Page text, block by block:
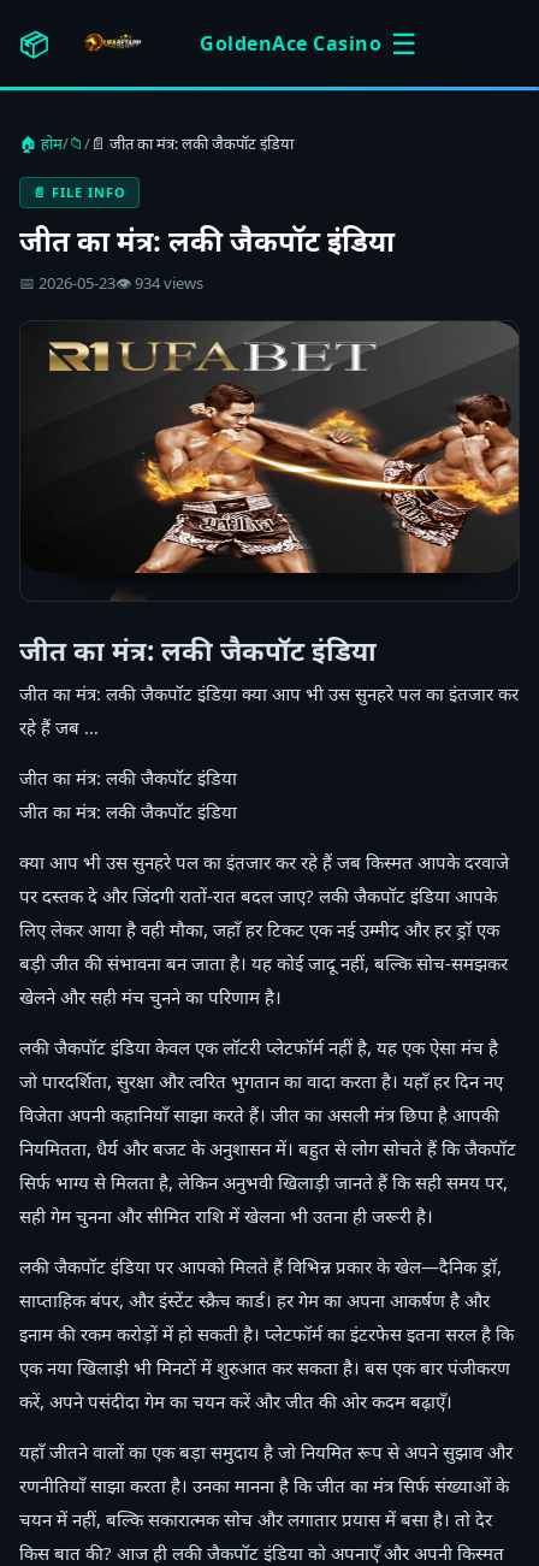
📦 GoldenAce Casino ☰
🏠 होम/📁/📄 जीत का मंत्र: लकी जैकपॉट इंडिया
📄 FILE INFO
जीत का मंत्र: लकी जैकपॉट इंडिया
📅 2026-05-23👁 934 views
जीत का मंत्र: लकी जैकपॉट इंडिया
जीत का मंत्र: लकी जैकपॉट इंडिया क्या आप भी उस सुनहरे पल का इंतजार कर
रहे हैं जब …
जीत का मंत्र: लकी जैकपॉट इंडिया
जीत का मंत्र: लकी जैकपॉट इंडिया
क्या आप भी उस सुनहरे पल का इंतजार कर रहे हैं जब किस्मत आपके दरवाजे
पर दस्तक दे और जिंदगी रातों-रात बदल जाए? लकी जैकपॉट इंडिया आपके
लिए लेकर आया है वही मौका, जहाँ हर टिकट एक नई उम्मीद और हर ड्रॉ एक
बड़ी जीत की संभावना बन जाता है। यह कोई जादू नहीं, बल्कि सोच-समझकर
खेलने और सही मंच चुनने का परिणाम है।
लकी जैकपॉट इंडिया केवल एक लॉटरी प्लेटफॉर्म नहीं है, यह एक ऐसा मंच है
जो पारदर्शिता, सुरक्षा और त्वरित भुगतान का वादा करता है। यहाँ हर दिन नए
विजेता अपनी कहानियाँ साझा करते हैं। जीत का असली मंत्र छिपा है आपकी
नियमितता, धैर्य और बजट के अनुशासन में। बहुत से लोग सोचते हैं कि जैकपॉट
सिर्फ भाग्य से मिलता है, लेकिन अनुभवी खिलाड़ी जानते हैं कि सही समय पर,
सही गेम चुनना और सीमित राशि में खेलना भी उतना ही जरूरी है।
लकी जैकपॉट इंडिया पर आपको मिलते हैं विभिन्न प्रकार के खेल—दैनिक ड्रॉ,
साप्ताहिक बंपर, और इंस्टेंट स्क्रैच कार्ड। हर गेम का अपना आकर्षण है और
इनाम की रकम करोड़ों में हो सकती है। प्लेटफॉर्म का इंटरफेस इतना सरल है कि
एक नया खिलाड़ी भी मिनटों में शुरुआत कर सकता है। बस एक बार पंजीकरण
करें, अपने पसंदीदा गेम का चयन करें और जीत की ओर कदम बढ़ाएँ।
यहाँ जीतने वालों का एक बड़ा समुदाय है जो नियमित रूप से अपने सुझाव और
रणनीतियाँ साझा करता है। उनका मानना है कि जीत का मंत्र सिर्फ संख्याओं के
चयन में नहीं, बल्कि सकारात्मक सोच और लगातार प्रयास में बसा है। तो देर
किस बात की? आज ही लकी जैकपॉट इंडिया को अपनाएँ और अपनी किस्मत